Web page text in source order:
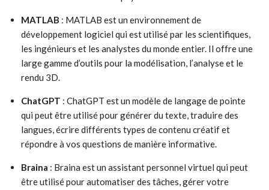
MATLAB : MATLAB est un environnement de
développement logiciel qui est utilisé par les scientifiques,
les ingénieurs et les analystes du monde entier. Il offre une
large gamme d’outils pour la modélisation, l’analyse et le
rendu 3D.
ChatGPT : ChatGPT est un modèle de langage de pointe
qui peut être utilisé pour générer du texte, traduire des
langues, écrire différents types de contenu créatif et
répondre à vos questions de manière informative.
Braina : Braina est un assistant personnel virtuel qui peut
être utilisé pour automatiser des tâches, gérer votre